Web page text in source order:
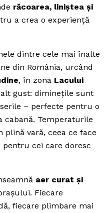
răcoarea, liniștea și
a crea o experiență
dintre cele mai înalte
din România, urcând
, în zona Lacului
gust: diminețile sunt
– perfecte pentru o
cabană. Temperaturile
plină vară, ceea ce face
pentru cei care doresc
aer curat și
Fiecare
fiecare plimbare mai